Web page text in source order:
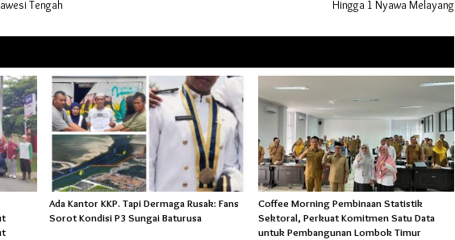
Tengah
Hingga 1 Nyawa Melayang
Ada Kantor KKP. Tapi Dermaga Rusak: Fans
Sorot Kondisi P3 Sungai Baturusa
Coffee Morning Pembinaan Statistik
Sektoral, Perkuat Komitmen Satu Data
untuk Pembangunan Lombok Timur